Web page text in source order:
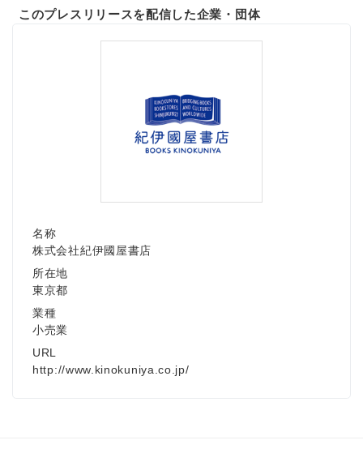
このプレスリリースを配信した企業・団体
名称
株式会社紀伊國屋書店
所在地
東京都
業種
小売業
URL
http://www.kinokuniya.co.jp/